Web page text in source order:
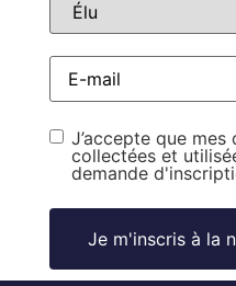
E-
mail*
RGPD*
J’accepte que mes
collectées et
demande